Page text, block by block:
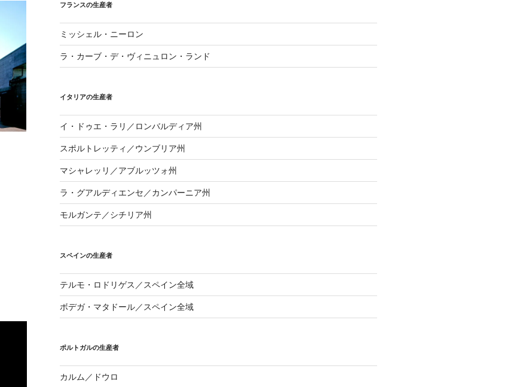
フランスの生産者
ミッシェル・ニーロン
ラ・カーブ・デ・ヴィニュロン・ランド
イタリアの生産者
イ・ドゥエ・ラリ／ロンバルディア州
スポルトレッティ／ウンブリア州
マシャレッリ／アブルッツォ州
ラ・グアルディエンセ／カンパーニア州
モルガンテ／シチリア州
スペインの生産者
テルモ・ロドリゲス／スペイン全域
ボデガ・マタドール／スペイン全域
ポルトガルの生産者
カルム／ドウロ